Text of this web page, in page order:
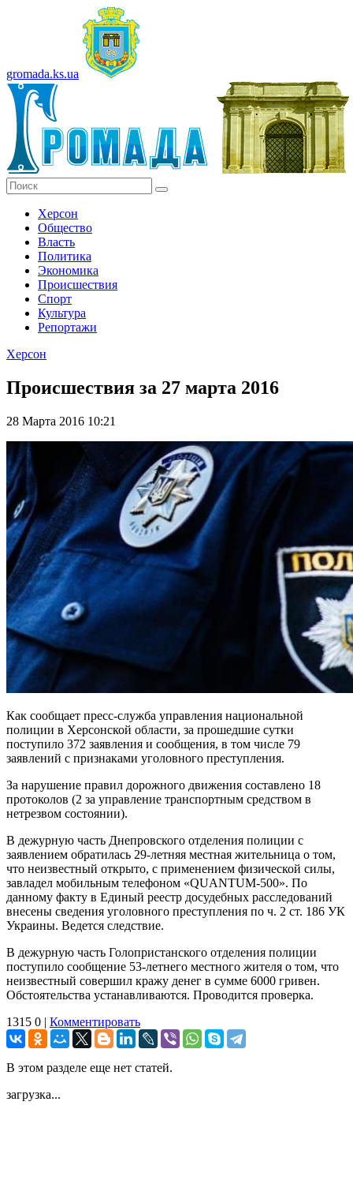
gromada.ks.ua
Херсон
Общество
Власть
Политика
Экономика
Происшествия
Спорт
Культура
Репортажи
Херсон
Происшествия за 27 марта 2016
28 Марта 2016 10:21
Как сообщает пресс-служба управления национальной
полиции в Херсонской области, за прошедшие сутки
поступило 372 заявления и сообщения, в том числе 79
заявлений с признаками уголовного преступления.
За нарушение правил дорожного движения составлено 18
протоколов (2 за управление транспортным средством в
нетрезвом состоянии).
В дежурную часть Днепровского отделения полиции с
заявлением обратилась 29-летняя местная жительница о том,
что неизвестный открыто, с применением физической силы,
завладел мобильным телефоном «QUANTUM-500». По
данному факту в Единый реестр досудебных расследований
внесены сведения уголовного преступления по ч. 2 ст. 186 УК
Украины. Ведется следствие.
В дежурную часть Голопристанского отделения полиции
поступило сообщение 53-летнего местного жителя о том, что
неизвестный совершил кражу денег в сумме 6000 гривен.
Обстоятельства устанавливаются. Проводится проверка.
1315 0 | Комментировать
В этом разделе еще нет статей.
загрузка...